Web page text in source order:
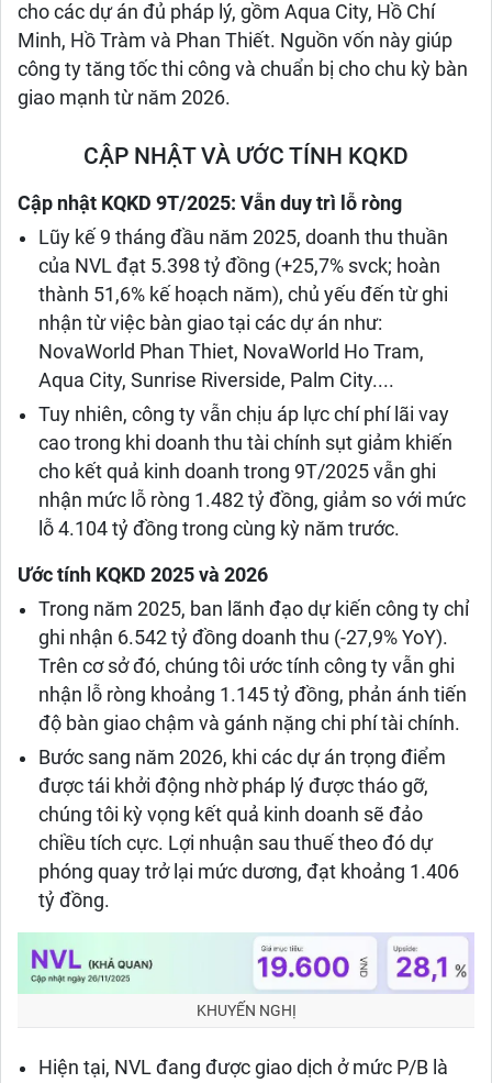
cho các dự án đủ pháp lý, gồm Aqua City, Hồ Chí
Minh, Hồ Tràm và Phan Thiết. Nguồn vốn này giúp
công ty tăng tốc thi công và chuẩn bị cho chu kỳ bàn
giao mạnh từ năm 2026.
CẬP NHẬT VÀ ƯỚC TÍNH KQKD
Cập nhật KQKD 9T/2025: Vẫn duy trì lỗ ròng
Lũy kế 9 tháng đầu năm 2025, doanh thu thuần
của NVL đạt 5.398 tỷ đồng (+25,7% svck; hoàn
thành 51,6% kế hoạch năm), chủ yếu đến từ ghi
nhận từ việc bàn giao tại các dự án như:
NovaWorld Phan Thiet, NovaWorld Ho Tram,
Aqua City, Sunrise Riverside, Palm City....
Tuy nhiên, công ty vẫn chịu áp lực chí phí lãi vay
cao trong khi doanh thu tài chính sụt giảm khiến
cho kết quả kinh doanh trong 9T/2025 vẫn ghi
nhận mức lỗ ròng 1.482 tỷ đồng, giảm so với mức
lỗ 4.104 tỷ đồng trong cùng kỳ năm trước.
Ước tính KQKD 2025 và 2026
Trong năm 2025, ban lãnh đạo dự kiến công ty chỉ
ghi nhận 6.542 tỷ đồng doanh thu (-27,9% YoY).
Trên cơ sở đó, chúng tôi ước tính công ty vẫn ghi
nhận lỗ ròng khoảng 1.145 tỷ đồng, phản ánh tiến
độ bàn giao chậm và gánh nặng chi phí tài chính.
Bước sang năm 2026, khi các dự án trọng điểm
được tái khởi động nhờ pháp lý được tháo gỡ,
chúng tôi kỳ vọng kết quả kinh doanh sẽ đảo
chiều tích cực. Lợi nhuận sau thuế theo đó dự
phóng quay trở lại mức dương, đạt khoảng 1.406
tỷ đồng.
KHUYẾN NGHỊ
Hiện tại, NVL đang được giao dịch ở mức P/B là